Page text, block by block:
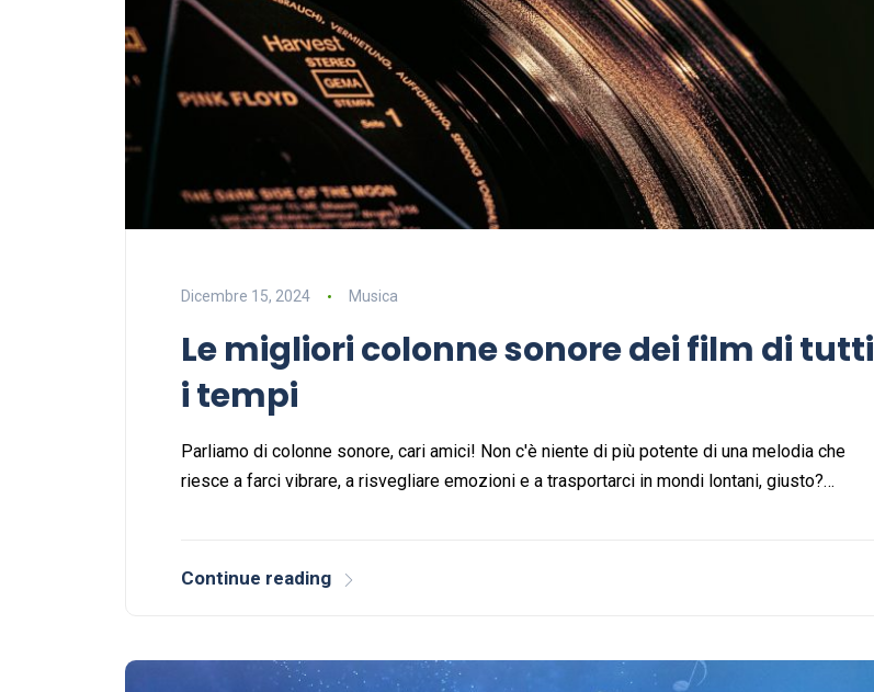
Dicembre 15, 2024 Musica
Le migliori colonne sonore dei film di tutti
i tempi
Parliamo di colonne sonore, cari amici! Non c'è niente di più potente di una melodia che
riesce a farci vibrare, a risvegliare emozioni e a trasportarci in mondi lontani, giusto?…
Continue reading